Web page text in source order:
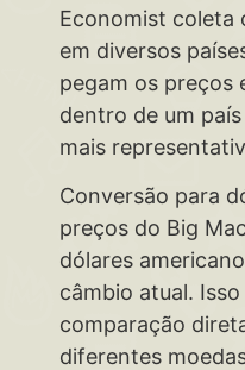
Economist coleta
em diversos
pegam os preços
dentro de um
mais
Conversão para
preços do Big
dólares
câmbio atual.
comparação
diferentes